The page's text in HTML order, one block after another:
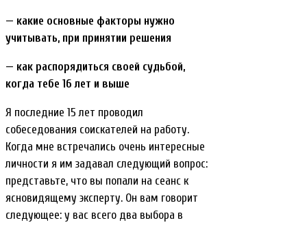
— какие основные факторы нужно
учитывать, при принятии решения
— как распорядиться своей судьбой,
когда тебе 16 лет и выше
Я последние 15 лет проводил
собеседования соискателей на работу.
Когда мне встречались очень интересные
личности я им задавал следующий вопрос:
представьте, что вы попали на сеанс к
ясновидящему эксперту. Он вам говорит
следующее: у вас всего два выбора в